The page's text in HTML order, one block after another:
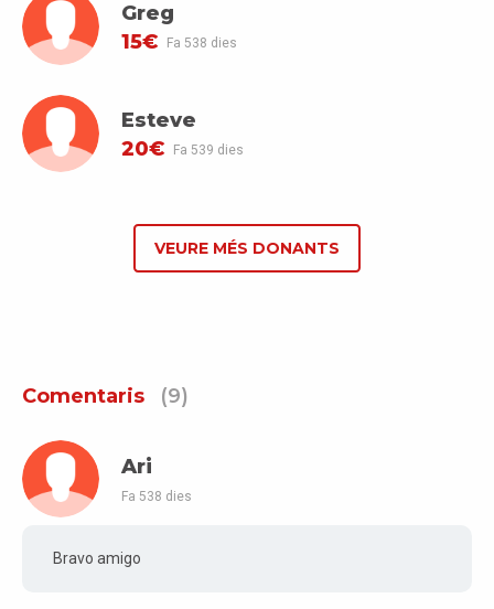
Greg
15€
Fa 538 dies
Esteve
20€
Fa 539 dies
VEURE MÉS DONANTS
Comentaris (9)
Ari
Fa 538 dies
Bravo amigo